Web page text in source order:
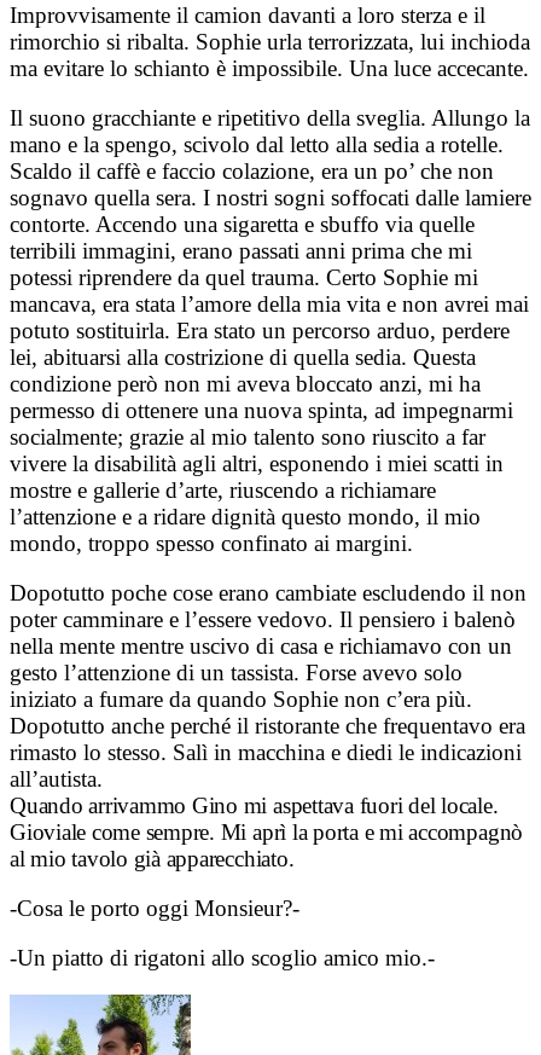
Improvvisamente il camion davanti a loro sterza e il
rimorchio si ribalta. Sophie urla terrorizzata, lui inchioda
ma evitare lo schianto è impossibile. Una luce accecante.
Il suono gracchiante e ripetitivo della sveglia. Allungo la
mano e la spengo, scivolo dal letto alla sedia a rotelle.
Scaldo il caffè e faccio colazione, era un po’ che non
sognavo quella sera. I nostri sogni soffocati dalle lamiere
contorte. Accendo una sigaretta e sbuffo via quelle
terribili immagini, erano passati anni prima che mi
potessi riprendere da quel trauma. Certo Sophie mi
mancava, era stata l’amore della mia vita e non avrei mai
potuto sostituirla. Era stato un percorso arduo, perdere
lei, abituarsi alla costrizione di quella sedia. Questa
condizione però non mi aveva bloccato anzi, mi ha
permesso di ottenere una nuova spinta, ad impegnarmi
socialmente; grazie al mio talento sono riuscito a far
vivere la disabilità agli altri, esponendo i miei scatti in
mostre e gallerie d’arte, riuscendo a richiamare
l’attenzione e a ridare dignità questo mondo, il mio
mondo, troppo spesso confinato ai margini.
Dopotutto poche cose erano cambiate escludendo il non
poter camminare e l’essere vedovo. Il pensiero i balenò
nella mente mentre uscivo di casa e richiamavo con un
gesto l’attenzione di un tassista. Forse avevo solo
iniziato a fumare da quando Sophie non c’era più.
Dopotutto anche perché il ristorante che frequentavo era
rimasto lo stesso. Salì in macchina e diedi le indicazioni
all’autista.
Quando arrivammo Gino mi aspettava fuori del locale.
Gioviale come sempre. Mi aprì la porta e mi accompagnò
al mio tavolo già apparecchiato.
-Cosa le porto oggi Monsieur?-
-Un piatto di rigatoni allo scoglio amico mio.-